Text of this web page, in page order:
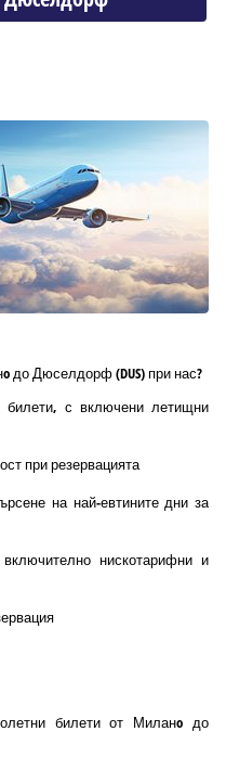
до Дюселдорф (DUS) при нас?
с включени летищни
при резервацията
на най-евтините дни за
нискотарифни и
билети от Миланo до